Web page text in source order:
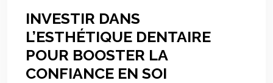
INVESTIR DANS
L’ESTHÉTIQUE DENTAIRE
POUR BOOSTER LA
CONFIANCE EN SOI